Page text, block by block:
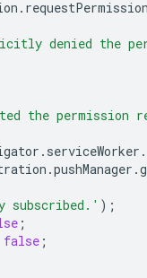
.
denied the
the permission
. serviceWorker .
.pushManager .
subscribed.' );
;
false ;